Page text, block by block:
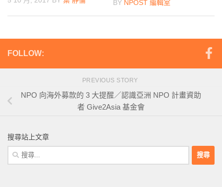
BY NPOST 編輯室
FOLLOW:
PREVIOUS STORY
NPO 向海外募款的 3 大提醒／認識亞洲 NPO 計畫資助
者 Give2Asia 基金會
搜尋站上文章
搜
尋